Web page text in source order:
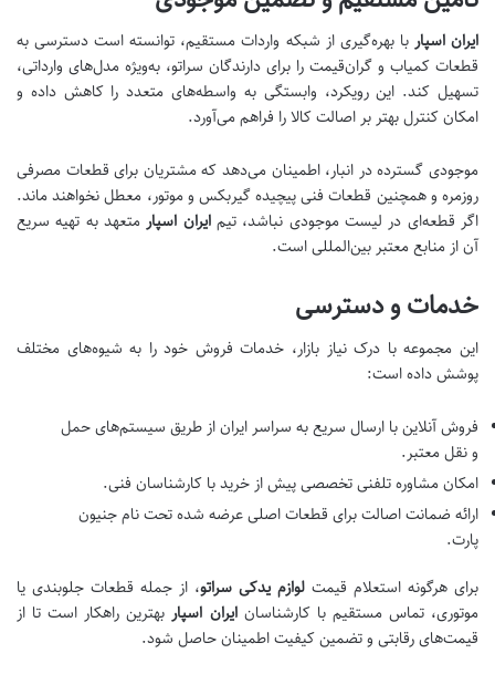
ایران اسپار با بهره‌گیری از شبکه واردات مستقیم، توانسته است دسترسی به
قطعات کمیاب و گران‌قیمت را برای دارندگان سراتو، به‌ویژه مدل‌های وارداتی،
تسهیل کند. این رویکرد، وابستگی به واسطه‌های متعدد را کاهش داده و
امکان کنترل بهتر بر اصالت کالا را فراهم می‌آورد.
موجودی گسترده در انبار، اطمینان می‌دهد که مشتریان برای قطعات مصرفی
روزمره و همچنین قطعات فنی پیچیده گیربکس و موتور، معطل نخواهند ماند.
اگر قطعه‌ای در لیست موجودی نباشد، تیمایران اسپار متعهد به تهیه سریع
آن از منابع معتبر بین‌المللی است.
خدمات و دسترسی
این مجموعه با درک نیاز بازار، خدمات فروش خود را به شیوه‌های مختلف
پوشش داده است:
فروش آنلاین با ارسال سریع به سراسر ایران از طریق سیستم‌های حمل
و نقل معتبر.
امکان مشاوره تلفنی تخصصی پیش از خرید با کارشناسان فنی.
ارائه ضمانت اصالت برای قطعات اصلی عرضه شده تحت نام جنیون
پارت.
برای هرگونه استعلام قیمت لوازم یدکی سراتو، از جمله قطعات جلوبندی یا
موتوری، تماس مستقیم با کارشناسانایران اسپار بهترین راهکار است تا از
قیمت‌های رقابتی و تضمین کیفیت اطمینان حاصل شود.